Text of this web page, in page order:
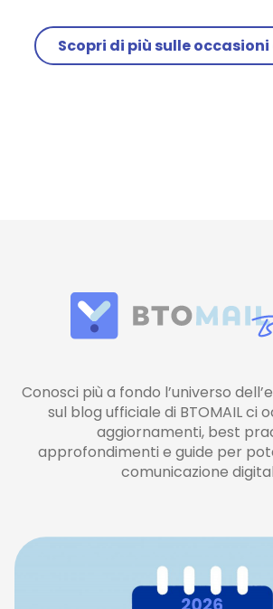
Scopri di più sulle
Conosci più a fondo l’universo
sul blog ufficiale di BTOMAIL ci
aggiornamenti, best
approfondimenti e guide per
comunicazione